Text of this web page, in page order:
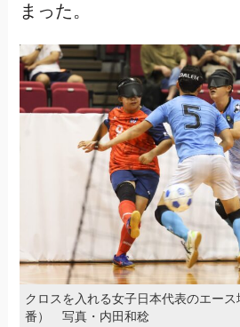
まった。
クロスを入れる女子日本代表のエー
番） 写真・内田和稔